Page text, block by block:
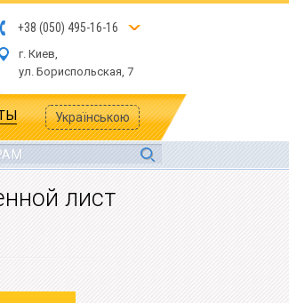
+38 (050) 495-16-16
г. Киев,
ул. Бориспольская, 7
Українською
лист